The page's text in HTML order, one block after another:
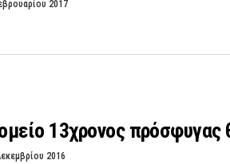
2017
13χρονος πρόσφυγας
2016